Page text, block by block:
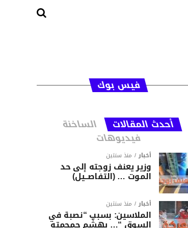
فيس بوك
أحدث المقالات الساخنة
فيديوهات
أخبار منذ سنتين
وزير يعنف زوجته إلى حد
الموت … (التفاصــيل)
أخبار منذ سنتين
الملاسين: بسبب “نصبة في
السوق “… يهشّم جمجمته